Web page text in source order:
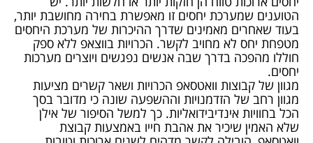
הטוענים שמערכת יחסים זו מאפשרת בחירה מחושבת יותר,
בעוד שאחרים מאמינים שדרך ההיכרות של מערכת היחסים
מטפחת יחס לא מחויב לקשר. הכרויות בווצאפ ללא ספק
חוללו מהפכה בדרך שבה אנשים נפגשים ויוצרים מערכות
יחסים.
מגוון של קבוצות וואטסאפ הכרויות ושאר קשרים מציעות
מגוון רחב של הזדמנויות וההשפעה שונה כי מדובר בסך
הכל בחוויות אינדיבידואליות. כך למשל הסיפור של אילן
שלא האמין שיכיר את אהבת חייו באמצעות קבוצת